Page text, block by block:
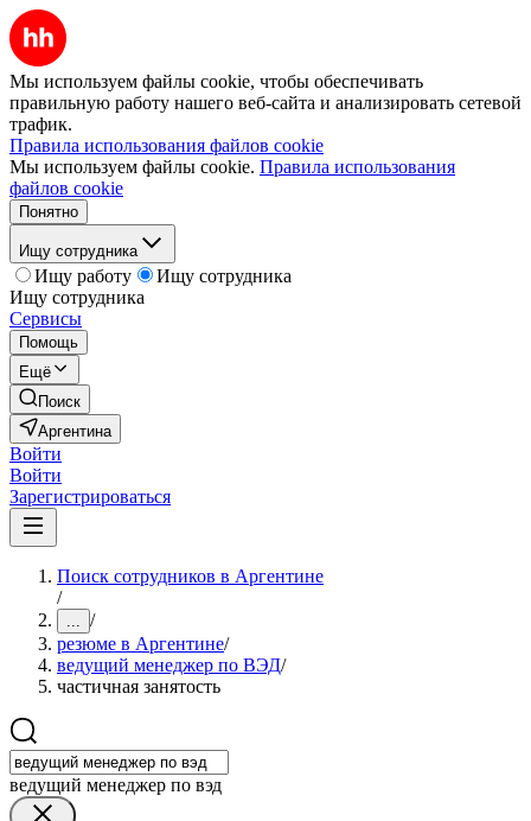
Мы используем файлы cookie, чтобы обеспечивать
правильную работу нашего веб-сайта и анализировать сетевой
трафик.
Правила использования файлов cookie
Мы используем файлы cookie. Правила использования
файлов cookie
Понятно
Ищу сотрудника
Ищу работу
Ищу сотрудника
Ищу сотрудника
Сервисы
Помощь
Ещё
Поиск
Аргентина
Войти
Войти
Зарегистрироваться
Поиск сотрудников в Аргентине
/
... /
резюме в Аргентине/
ведущий менеджер по ВЭД/
частичная занятость
ведущий менеджер по вэд